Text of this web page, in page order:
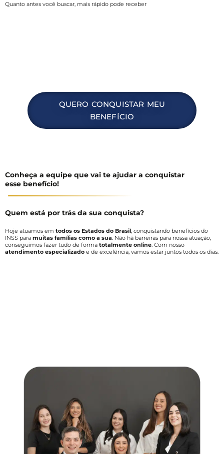
Quanto antes você buscar, mais rápido pode receber
QUERO CONQUISTAR MEU
BENEFÍCIO
Conheça a equipe que vai te ajudar a conquistar
esse benefício!
Quem está por trás da sua conquista?
Hoje atuamos em todos os Estados do Brasil, conquistando benefícios do
INSS para muitas famílias como a sua. Não há barreiras para nossa atuação,
conseguimos fazer tudo de forma totalmente online. Com nosso
atendimento especializado e de excelência, vamos estar juntos todos os dias.